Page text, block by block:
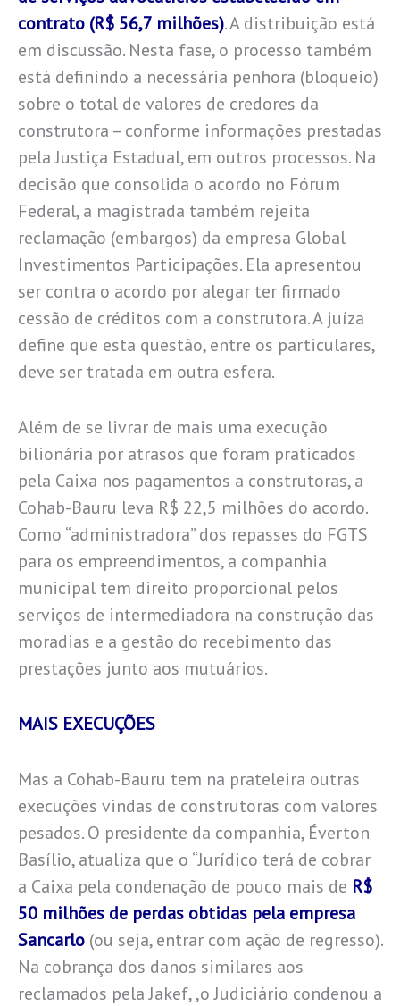
contrato (R$ 56,7 milhões). A distribuição está
em discussão. Nesta fase, o processo também
está definindo a necessária penhora (bloqueio)
sobre o total de valores de credores da
construtora – conforme informações prestadas
pela Justiça Estadual, em outros processos. Na
decisão que consolida o acordo no Fórum
Federal, a magistrada também rejeita
reclamação (embargos) da empresa Global
Investimentos Participações. Ela apresentou
ser contra o acordo por alegar ter firmado
cessão de créditos com a construtora. A juíza
define que esta questão, entre os particulares,
deve ser tratada em outra esfera.
Além de se livrar de mais uma execução
bilionária por atrasos que foram praticados
pela Caixa nos pagamentos a construtoras, a
Cohab-Bauru leva R$ 22,5 milhões do acordo.
Como “administradora” dos repasses do FGTS
para os empreendimentos, a companhia
municipal tem direito proporcional pelos
serviços de intermediadora na construção das
moradias e a gestão do recebimento das
prestações junto aos mutuários.
MAIS EXECUÇÕES
Mas a Cohab-Bauru tem na prateleira outras
execuções vindas de construtoras com valores
pesados. O presidente da companhia, Éverton
Basílio, atualiza que o “Jurídico terá de cobrar
a Caixa pela condenação de pouco mais de R$
50 milhões de perdas obtidas pela empresa
Sancarlo (ou seja, entrar com ação de regresso).
Na cobrança dos danos similares aos
reclamados pela Jakef, ,o Judiciário condenou a